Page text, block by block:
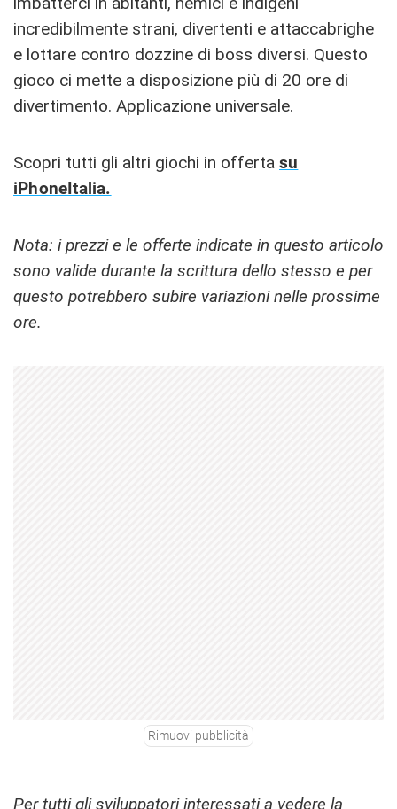
incredibilmente strani, divertenti e attaccabrighe
e lottare contro dozzine di boss diversi. Questo
gioco ci mette a disposizione più di 20 ore di
divertimento. Applicazione universale.
Scopri tutti gli altri giochi in offerta su
iPhoneItalia.
Nota: i prezzi e le offerte indicate in questo articolo
sono valide durante la scrittura dello stesso e per
questo potrebbero subire variazioni nelle prossime
ore.
Rimuovi pubblicità
Per tutti gli sviluppatori interessati a vedere la